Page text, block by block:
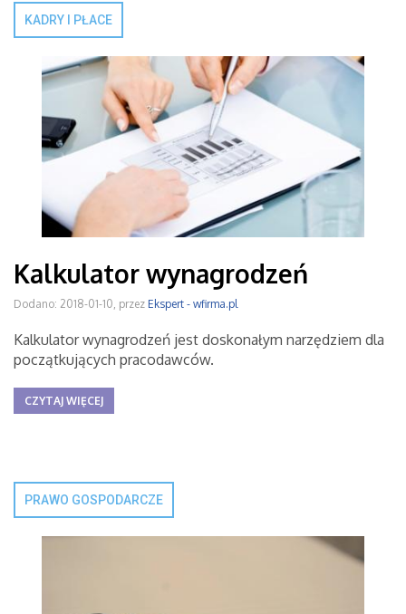
KADRY I PŁACE
Kalkulator wynagrodzeń
Dodano: 2018-01-10, przez Ekspert - wfirma.pl
Kalkulator wynagrodzeń jest doskonałym narzędziem dla
początkujących pracodawców.
CZYTAJ WIĘCEJ
PRAWO GOSPODARCZE